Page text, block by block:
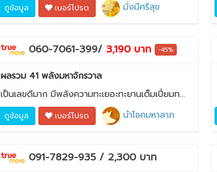
ดูข้อมูล เบอร์โปรด มั่งมีศรีสุข
060-7061-399/ 3,190 บาท -45%
ผลรวม 41 พลังมหาจักรวาล
เป็นเลขดีมาก มีพลังความทะเยอะทะยานเต็มเปี่ยมท...
ดูข้อมูล เบอร์โปรด นำโชคมหาลาภ
091-7829-935 / 2,300 บาท